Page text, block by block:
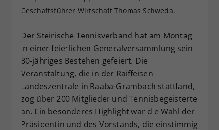
Geschäftsführer Wirtschaft Thomas Schweda.
Der Steirische Tennisverband hat am Montag
in einer feierlichen Generalversammlung sein
80-jähriges Bestehen gefeiert. Die
Veranstaltung, die in der Raiffeisen
Landeszentrale in Raaba-Grambach stattfand,
zog über 200 Mitglieder und Tennisbegeisterte
an. Ein besonderes Highlight war die Wahl der
Präsidentin und des Vorstands, die einstimmig
Zweck
Dieser Wert speichert Ihre Consent-
zufällig generierte ID, für die
historische Speicherung Ihrer
vorgenommen Einstellungen, falls der
Webseiten-Betreiber dies eingestellt
hat.